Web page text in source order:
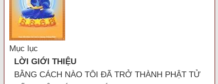
Mục lục
LỜI GIỚI THIỆU
BẰNG CÁCH NÀO TÔI ÐÃ TRỞ THÀNH PHẬT TỬ